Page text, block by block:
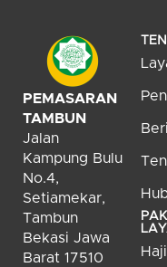
PEMASARAN
TAMBUN
Jalan
Kampung Bulu
No.4,
Setiamekar,
Tambun
Bekasi Jawa
Barat 17510
Haji